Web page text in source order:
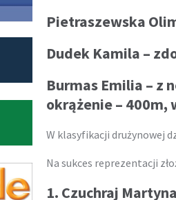
Pietraszewska
Dudek Kamila –
Burmas Emilia – z
okrążenie – 400m,
W klasyfikacji drużynowej
Na sukces reprezentacji
1. Czuchraj